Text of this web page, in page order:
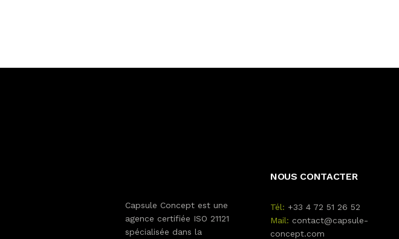
Capsule Concept est une
agence certifiée ISO 21121
spécialisée dans la
NOUS CONTACTER
Tél: +33 4 72 51 26 52
Mail: contact@capsule-
concept.com